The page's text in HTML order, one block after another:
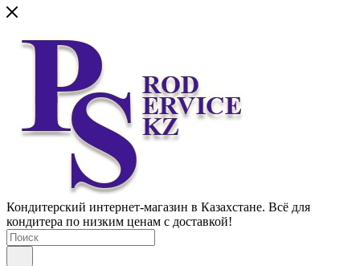
Кондитерский интернет-магазин в Казахстане. Всё для
кондитера по низким ценам с доставкой!